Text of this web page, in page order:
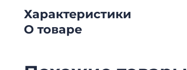
Характеристики
О товаре